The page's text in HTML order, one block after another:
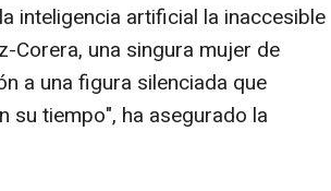
inteligencia artificial la inaccesible
Corera, una singura mujer de
a una figura silenciada que
su tiempo", ha asegurado la